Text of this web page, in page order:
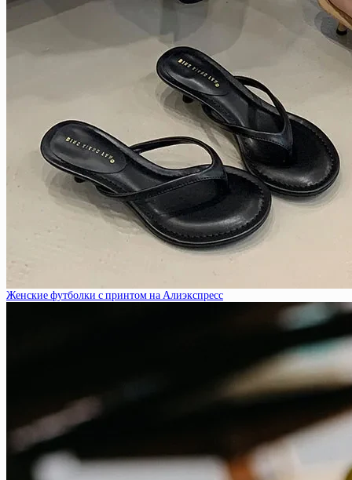
Женские футболки с принтом на Алиэкспресс